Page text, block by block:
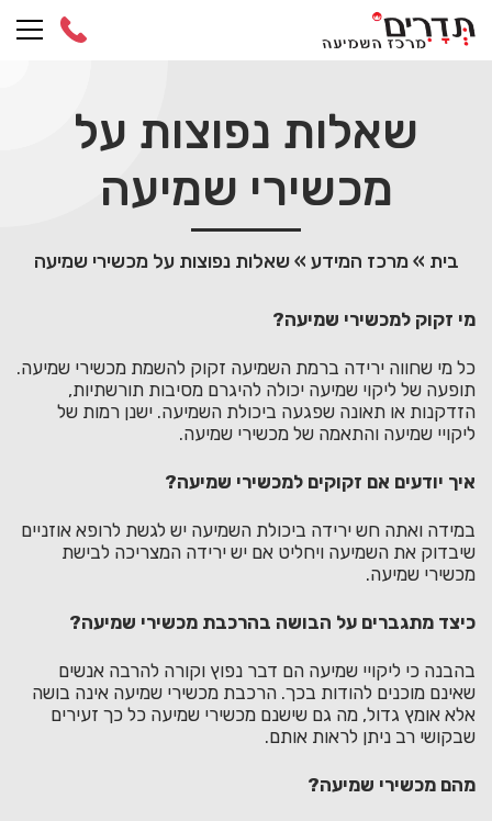
to
content
שאלות נפוצות על
מכשירי שמיעה
בית »מרכז המידע »שאלות נפוצות על מכשירי שמיעה
מי זקוק למכשירי שמיעה?
כל מי שחווה ירידה ברמת השמיעה זקוק להשמת מכשירי שמיעה.
תופעה של ליקוי שמיעה יכולה להיגרם מסיבות תורשתיות,
הזדקנות או תאונה שפגעה ביכולת השמיעה. ישנן רמות של
ליקויי שמיעה והתאמה של מכשירי שמיעה.
איך יודעים אם זקוקים למכשירי שמיעה?
במידה ואתה חש ירידה ביכולת השמיעה יש לגשת לרופא אוזניים
שיבדוק את השמיעה ויחליט אם יש ירידה המצריכה לבישת
מכשירי שמיעה.
כיצד מתגברים על הבושה בהרכבת מכשירי שמיעה?
בהבנה כי ליקויי שמיעה הם דבר נפוץ וקורה להרבה אנשים
שאינם מוכנים להודות בכך. הרכבת מכשירי שמיעה אינה בושה
אלא אומץ גדול, מה גם שישנם מכשירי שמיעה כל כך זעירים
שבקושי רב ניתן לראות אותם.
מהם מכשירי שמיעה?